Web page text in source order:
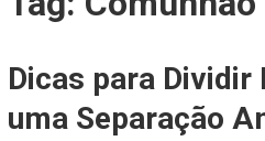
Dicas para
uma Separação